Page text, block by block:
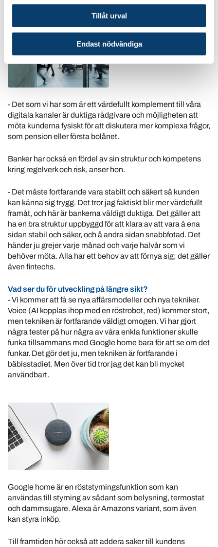
Tillåt urval
Endast nödvändiga
med oss.
- Det som vi har som är ett värdefullt komplement till våra
digitala kanaler är duktiga rådgivare och möjligheten att
möta kunderna fysiskt för att diskutera mer komplexa frågor,
som pension eller första bolånet.
Banker har också en fördel av sin struktur och kompetens
kring regelverk och risk, anser hon.
- Det måste fortfarande vara stabilt och säkert så kunden
kan känna sig trygg. Det tror jag faktiskt blir mer värdefullt
framåt, och här är bankerna väldigt duktiga. Det gäller att
ha en bra struktur uppbyggd för att klara av att vara å ena
sidan stabil och säker, och å andra sidan snabbfotad. Det
händer ju grejer varje månad och varje halvår som vi
behöver möta. Alla har ett behov av att förnya sig; det gäller
även fintechs.
Vad ser du för utveckling på längre sikt?
- Vi kommer att få se nya affärsmodeller och nya tekniker.
Voice (AI kopplas ihop med en röstrobot, red) kommer stort,
men tekniken är fortfarande väldigt omogen. Vi har gjort
några tester på hur några av våra enkla funktioner skulle
funka tillsammans med Google home bara för att se om det
funkar. Det gör det ju, men tekniken är fortfarande i
bäbisstadiet. Men över tid tror jag det kan bli mycket
användbart.
Google home är en röststyrningsfunktion som kan
användas till styrning av sådant som belysning, termostat
och dammsugare. Alexa är Amazons variant, som även
kan styra inköp.
Till framtiden hör också att addera saker till kundens